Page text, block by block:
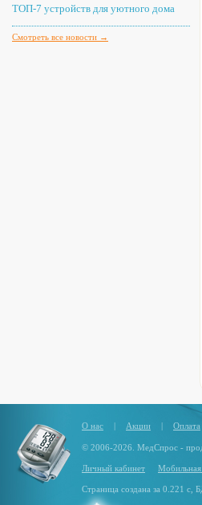
ТОП-7 устройств для уютного дома
Смотреть все новости →
О нас | Акции | Оплата
© 2006-2026. МедСпрос -
Личный кабинет Мобильная
Страница создана за 0.221 с,